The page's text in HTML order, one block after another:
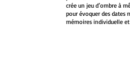
crée un jeu d’ombre à
pour évoquer des dates
mémoires individuelle